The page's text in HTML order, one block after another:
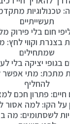
תעשייתיים
חום בלי
בצנרת וקווי
שמתחילים
יציקה בלי
מתכת: מתי אפשר
להחליף
פתרון חכם
על הקו: למה
לשסתומים: